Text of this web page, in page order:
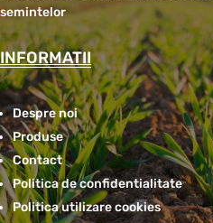
semintelor
INFORMATII
Despre noi
Produse
Contact
Politica de confidentialitate
Politica utilizare cookies